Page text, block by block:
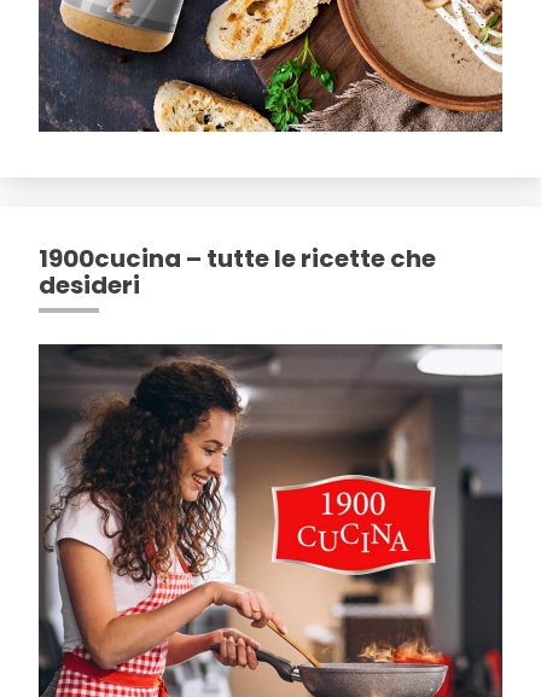
1900cucina – tutte le ricette che
desideri